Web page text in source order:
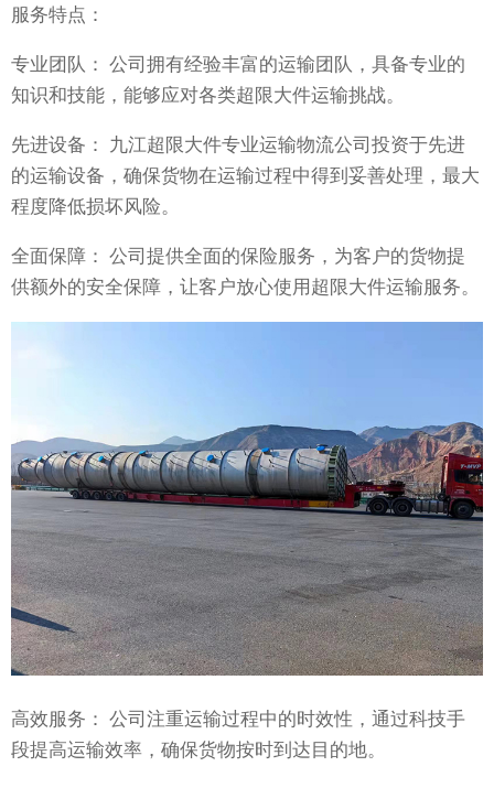
服务特点：
专业团队： 公司拥有经验丰富的运输团队，具备专业的
知识和技能，能够应对各类超限大件运输挑战。
先进设备： 九江超限大件专业运输物流公司投资于先进
的运输设备，确保货物在运输过程中得到妥善处理，最大
程度降低损坏风险。
全面保障： 公司提供全面的保险服务，为客户的货物提
供额外的安全保障，让客户放心使用超限大件运输服务。
高效服务： 公司注重运输过程中的时效性，通过科技手
段提高运输效率，确保货物按时到达目的地。